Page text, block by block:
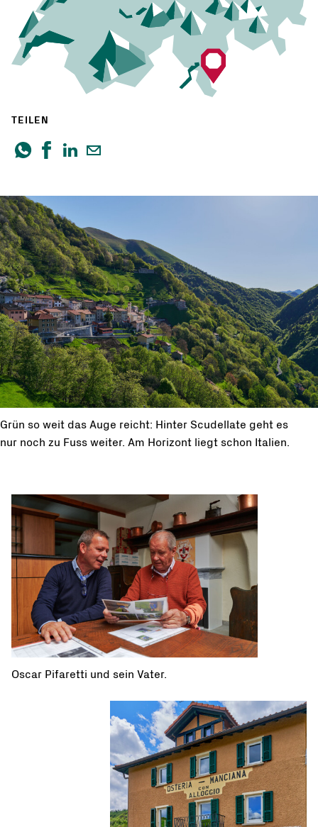
TEILEN
Grün so weit das Auge reicht: Hinter Scudellate geht es
nur noch zu Fuss weiter. Am Horizont liegt schon Italien.
Oscar Pifaretti und sein Vater.